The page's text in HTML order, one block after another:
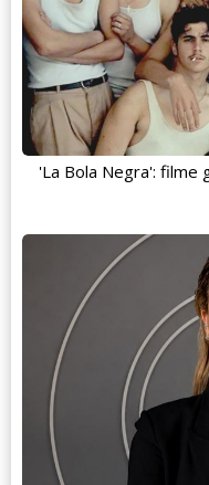
'La Bola Negra': filme